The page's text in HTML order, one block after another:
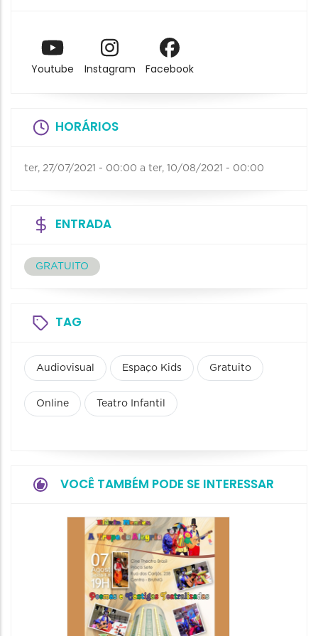
Youtube Instagram Facebook
HORÁRIOS
ter, 27/07/2021 - 00:00 a ter, 10/08/2021 - 00:00
ENTRADA
GRATUITO
TAG
Audiovisual Espaço Kids Gratuito
Online Teatro Infantil
VOCÊ TAMBÉM PODE SE INTERESSAR